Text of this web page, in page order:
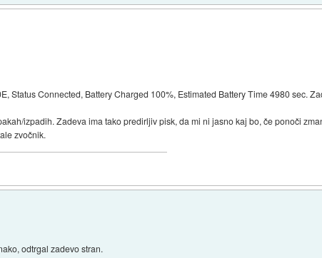
Status Connected, Battery Charged 100%, Estimated Battery Time 4980 sec.
izpadih. Zadeva ima tako predirljiv pisk, da mi ni jasno kaj bo, če ponoči
zvočnik.
odtrgal zadevo stran.